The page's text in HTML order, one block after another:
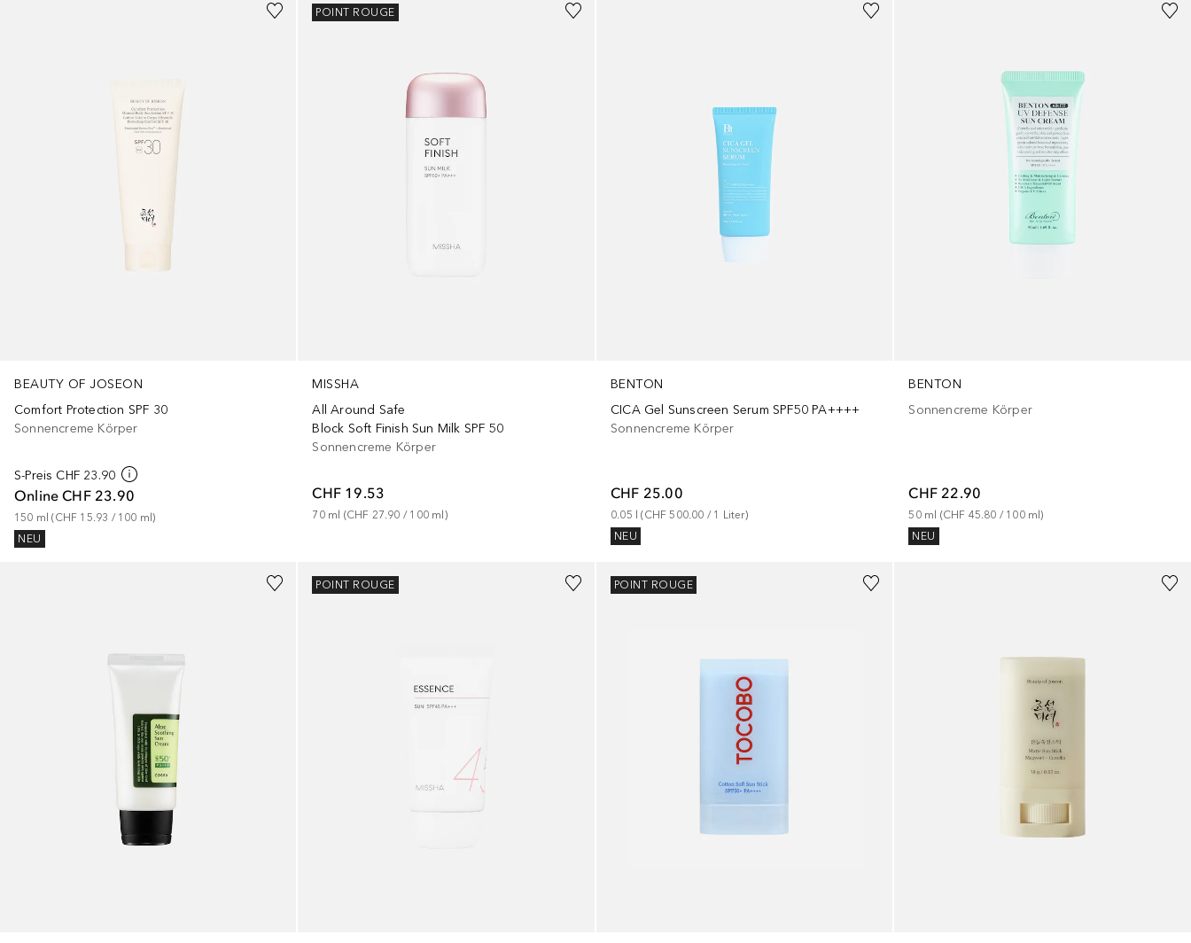
BEAUTY OF JOSEON
Comfort Protection SPF 30
Sonnencreme Körper
S-Preis CHF 23.90
Online CHF 23.90
150 ml (CHF 15.93 / 100 ml)
NEU
MISSHA
All Around Safe
Block Soft Finish Sun Milk SPF 50
Sonnencreme Körper
CHF 19.53
70 ml (CHF 27.90 / 100 ml)
POINT ROUGE
BENTON
CICA Gel Sunscreen Serum SPF50 PA++++
Sonnencreme Körper
CHF 25.00
0.05 l (CHF 500.00 / 1 Liter)
NEU
BENTON
Sonnencreme Körper
CHF 22.90
50 ml (CHF 45.80 / 100 ml)
NEU
POINT ROUGE POINT ROUGE